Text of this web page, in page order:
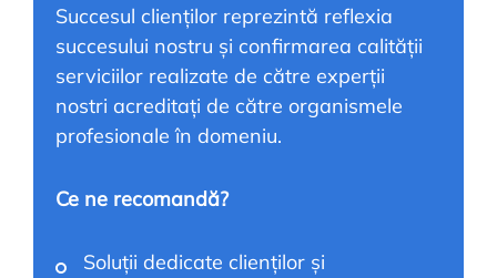
Succesul clienților reprezintă reflexia
succesului nostru și confirmarea calității
serviciilor realizate de către experții
nostri acreditați de către organismele
profesionale în domeniu.
Ce ne recomandă?
Soluții dedicate clienților și